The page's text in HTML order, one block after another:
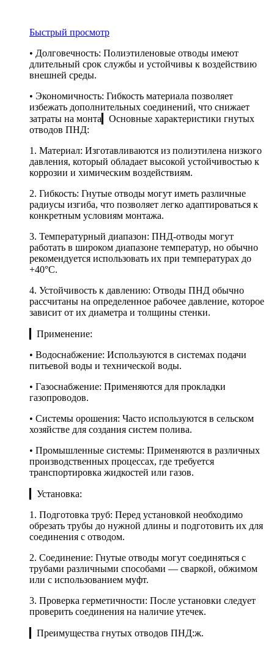
Быстрый просмотр
• Долговечность: Полиэтиленовые отводы имеют
длительный срок службы и устойчивы к воздействию
внешней среды.
• Экономичность: Гибкость материала позволяет
избежать дополнительных соединений, что снижает
затраты на монта▎Основные характеристики гнутых
отводов ПНД:
1. Материал: Изготавливаются из полиэтилена низкого
давления, который обладает высокой устойчивостью к
коррозии и химическим воздействиям.
2. Гибкость: Гнутые отводы могут иметь различные
радиусы изгиба, что позволяет легко адаптироваться к
конкретным условиям монтажа.
3. Температурный диапазон: ПНД-отводы могут
работать в широком диапазоне температур, но обычно
рекомендуется использовать их при температурах до
+40°C.
4. Устойчивость к давлению: Отводы ПНД обычно
рассчитаны на определенное рабочее давление, которое
зависит от их диаметра и толщины стенки.
▎Применение:
• Водоснабжение: Используются в системах подачи
питьевой воды и технической воды.
• Газоснабжение: Применяются для прокладки
газопроводов.
• Системы орошения: Часто используются в сельском
хозяйстве для создания систем полива.
• Промышленные системы: Применяются в различных
производственных процессах, где требуется
транспортировка жидкостей или газов.
▎Установка:
1. Подготовка труб: Перед установкой необходимо
обрезать трубы до нужной длины и подготовить их для
соединения с отводом.
2. Соединение: Гнутые отводы могут соединяться с
трубами различными способами — сваркой, обжимом
или с использованием муфт.
3. Проверка герметичности: После установки следует
проверить соединения на наличие утечек.
▎Преимущества гнутых отводов ПНД:ж.